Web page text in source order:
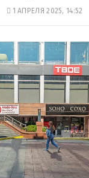
1 АПРЕЛЯ 2025, 14:52